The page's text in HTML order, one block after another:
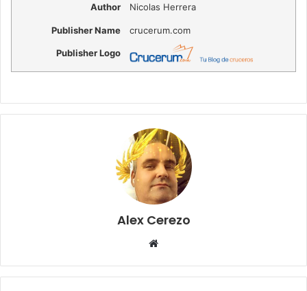
Author Nicolas Herrera
Publisher Name crucerum.com
Publisher Logo
Alex Cerezo
Sitio